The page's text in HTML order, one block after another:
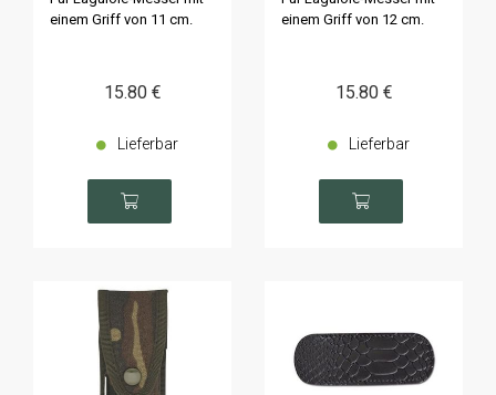
einem Griff von 11 cm.
15.80 €
Lieferbar
einem Griff von 12 cm.
15.80 €
Lieferbar